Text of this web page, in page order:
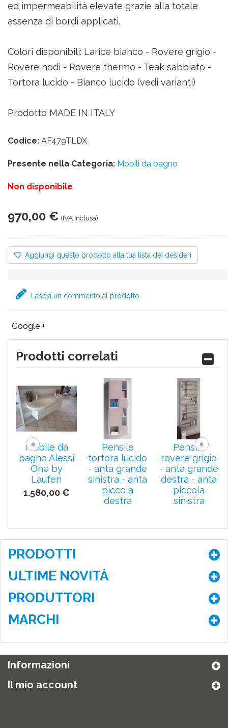
ed impermeabilità elevate grazie alla totale
assenza di bordi applicati.
Colori disponibili: Larice bianco - Rovere grigio -
Rovere nodi - Rovere thermo - Teak sabbiato -
Tortora lucido - Bianco lucido (vedi varianti)
Prodotto MADE IN ITALY
Codice: AF479TLDX
Presente nella Categoria: Mobili da bagno
Non disponibile
970,00 € (IVA Inclusa)
Aggiungi questo prodotto alla tua lista dei desideri
Lascia un commento al prodotto
Google +
Prodotti correlati
Mobile da
bagno Alessi
One by
Laufen
1.580,00 €
Pensile
tortora lucido
- anta grande
sinistra - anta
piccola
destra
Pensile
rovere grigio
- anta grande
destra - anta
piccola
sinistra
PRODOTTI
ULTIME NOVITÀ
PRODUTTORI
MARCHI
Informazioni
Il mio account